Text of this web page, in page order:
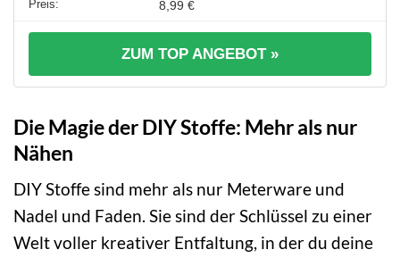
8,99 €
ZUM TOP ANGEBOT »
Die Magie der DIY Stoffe: Mehr als nur
Nähen
DIY Stoffe sind mehr als nur Meterware und
Nadel und Faden. Sie sind der Schlüssel zu einer
Welt voller kreativer Entfaltung, in der du deine